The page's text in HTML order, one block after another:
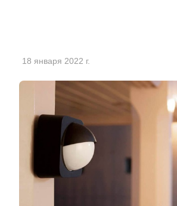
18 января 2022 г.